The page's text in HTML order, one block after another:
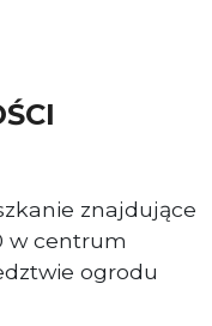
znajdujące
w centrum
ogrodu